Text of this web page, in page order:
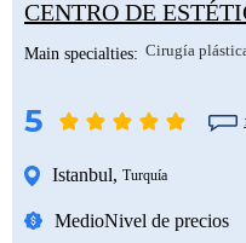
CENTRO DE
Main specialties: Cirugía
5
Istanbul, Turquía
MedioNivel de precios